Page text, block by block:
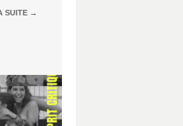
SUITE →